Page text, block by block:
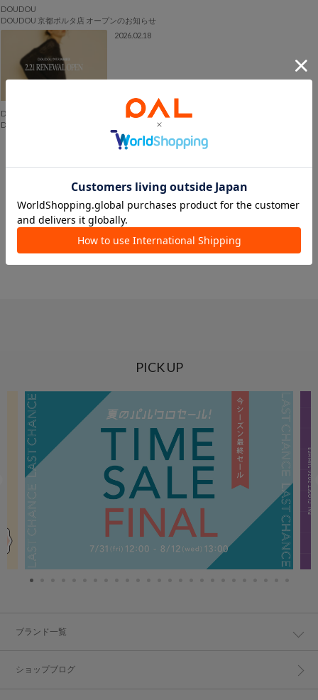
DOUDOU
DOUDOU 京都ポルタ店 オープンのお知らせ
2026.02.18
DOUDOU
DOUDOU クリスタ長堀店 リニューアルオープンのお知らせ
ショップニュース一覧へ
PICK UP
ブランド一覧
ショップブログ